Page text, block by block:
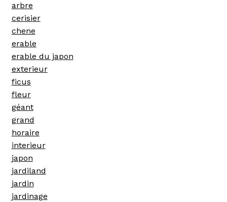
arbre
cerisier
chene
erable
erable du japon
exterieur
ficus
fleur
géant
grand
horaire
interieur
japon
jardiland
jardin
jardinage